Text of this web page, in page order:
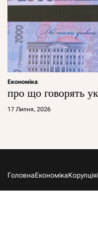
Економіка
про що говорять
17 Липня, 2026
ГоловнаЕкономікаКорупція